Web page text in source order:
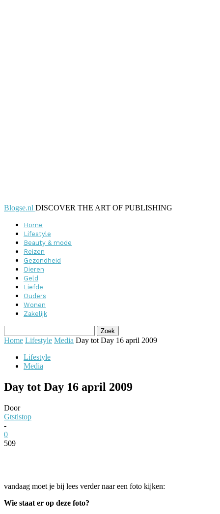
Blogse.nl DISCOVER THE ART OF PUBLISHING
Home
Lifestyle
Beauty & mode
Reizen
Gezondheid
Dieren
Geld
Liefde
Ouders
Wonen
Zakelijk
Home Lifestyle Media Day tot Day 16 april 2009
Lifestyle
Media
Day tot Day 16 april 2009
Door
Gtstistop
-
0
509
vandaag moet je bij lees verder naar een foto kijken:
Wie staat er op deze foto?